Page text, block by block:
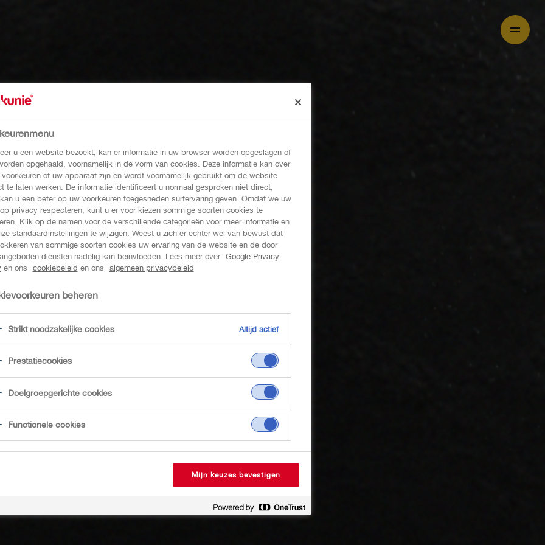
u een website bezoekt, kan er informatie in uw browser worden opgeslagen of
opgehaald, voornamelijk in de vorm van cookies. Deze informatie kan over
of uw apparaat zijn en wordt voornamelijk gebruikt om de website
te laten werken. De informatie identificeert u normaal gesproken niet direct,
u een beter op uw voorkeuren toegesneden surfervaring geven. Omdat we uw
privacy respecteren, kunt u er voor kiezen sommige soorten cookies te
Klik op de namen voor de verschillende categorieën voor meer informatie en
standaardinstellingen te wijzigen. Weest u zich er echter wel van bewust dat
van sommige soorten cookies uw ervaring van de website en de door
diensten nadelig kan beïnvloeden. Lees meer over Google Privacy
en ons cookiebeleid en ons algemeen privacybeleid
beheren
Strikt noodzakelijke cookies Altijd actief
Prestatiecookies
Doelgroepgerichte cookies
Functionele cookies
Mijn keuzes bevestigen